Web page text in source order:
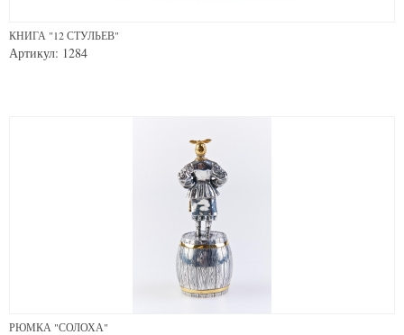
КНИГА "12 СТУЛЬЕВ"
Артикул: 1284
РЮМКА "СОЛОХА"